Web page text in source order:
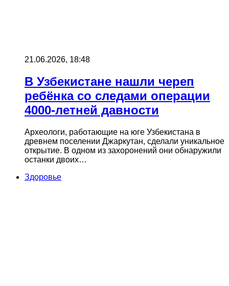
21.06.2026, 18:48
В Узбекистане нашли череп
ребёнка со следами операции
4000-летней давности
Археологи, работающие на юге Узбекистана в
древнем поселении Джаркутан, сделали уникальное
открытие. В одном из захоронений они обнаружили
останки двоих…
Здоровье